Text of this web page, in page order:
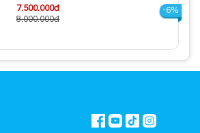
7.500.000đ
8.000.000đ
-6%